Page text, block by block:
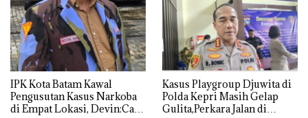
IPK Kota Batam Kawal
Pengusutan Kasus Narkoba
di Empat Lokasi, Devin:Cari
Kasus Playgroup Djuwita di
Polda Kepri Masih Gelap
Gulita,Perkara Jalan di